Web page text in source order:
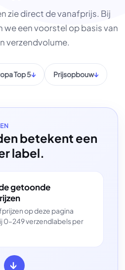
zie direct de vanafprijs. Bij
we een voorstel op basis van
verzendvolume.
Top 5 Prijsopbouw
betekent een
label.
getoonde
op deze pagina
0–249 verzendlabels per
→